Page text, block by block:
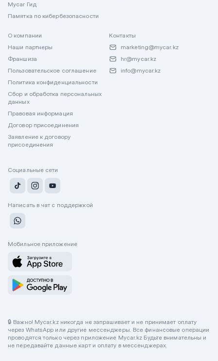
Mycar Гид
Памятка по кибербезопасности
О компании
Наши партнеры
Франшиза
Пользовательское соглашение
Политика конфиденциальности
Сбор и обработка персональных
данных
Правовая информация
Договор присоединения
Заявление к договору
присоединения
Контакты
marketing@mycar.kz
hr@mycar.kz
info@mycar.kz
Социальные сети
Написать в чат с поддержкой
Мобильное приложение
🔒 Важно! Mycar.kz никогда не запрашивает и не принимает оплату
через WhatsApp или другие мессенджеры. Все финансовые операции
проводятся только через приложение Mycar.kz Будьте внимательны и
не передавайте данные карт и оплату в мессенджерах.